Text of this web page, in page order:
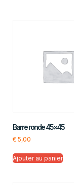
Barre ronde 45×45
€ 5,00
Ajouter au panier